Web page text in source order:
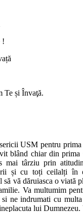
!
Te și Învaţă.
USM pentru
blând chiar din
mai târziu prin
și cu toți ceilalți în
vă dăruiasca o viată
Va multumim
ne indrumati cu multa
lui